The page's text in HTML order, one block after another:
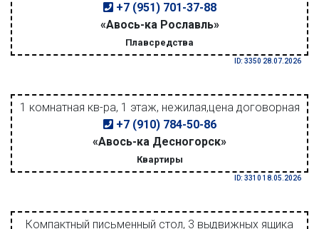
+7 (951) 701-37-88
«Авось-ка Рославль»
Плавсредства
ID: 3350 28.07.2026
1 комнатная кв-ра, 1 этаж, нежилая,цена договорная
+7 (910) 784-50-86
«Авось-ка Десногорск»
Квартиры
ID: 3310 18.05.2026
Компактный письменный стол, 3 выдвижных ящика